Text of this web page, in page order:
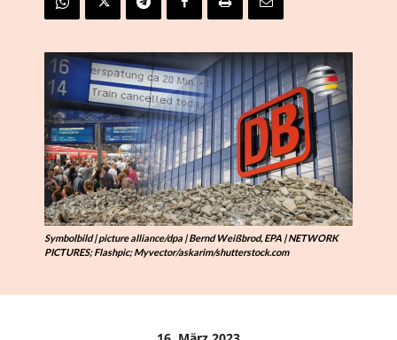
Symbolbild | picture alliance/dpa | Bernd Weißbrod, EPA | NETWORK
PICTURES; Flashpic; Myvector/askarim/shutterstock.com